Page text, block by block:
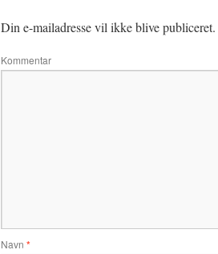
Din e-mailadresse vil ikke blive publiceret.
Kommentar
Navn *